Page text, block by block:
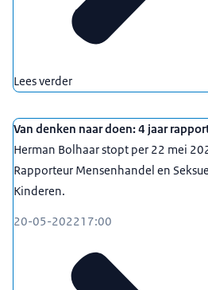
Lees verder
Van denken naar doen: 4 jaar
Herman Bolhaar stopt per 22 mei
Rapporteur Mensenhandel en
Kinderen.
20-05-202217:00